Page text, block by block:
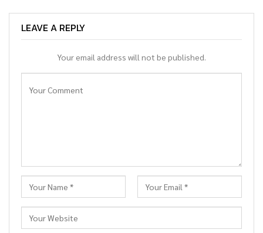
LEAVE A REPLY
Your email address will not be published.